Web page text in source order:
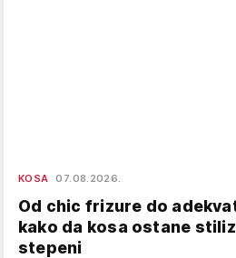
KOSA 07.08.2026.
Od chic frizure do
kako da kosa ostane
stepeni